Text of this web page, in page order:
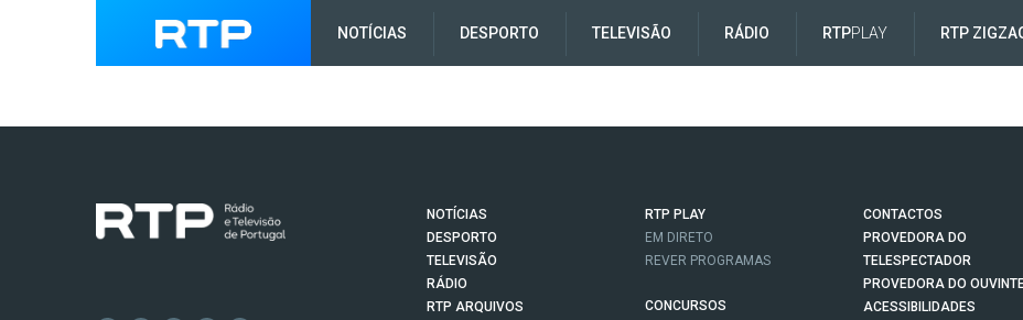
NOTÍCIAS DESPORTO TELEVISÃO RÁDIO RTPPLAY RTP
NOTÍCIAS
DESPORTO
TELEVISÃO
RÁDIO
RTP ARQUIVOS
RTP PLAY
EM DIRETO
REVER PROGRAMAS
CONCURSOS
CONTACTOS
PROVEDORA DO
TELESPECTADOR
PROVEDORA DO
ACESSIBILIDADES